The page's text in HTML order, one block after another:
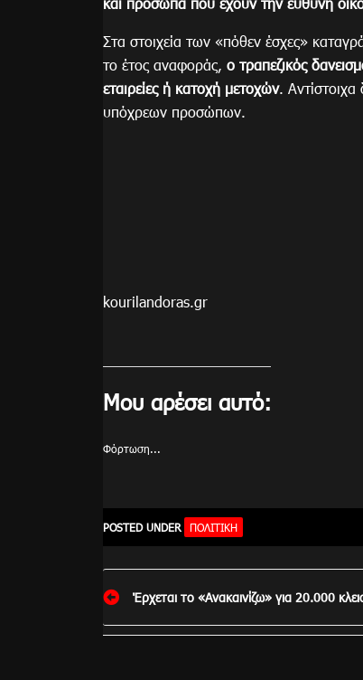
Στα στοιχεία των «πόθεν έσχες»
το έτος αναφοράς, ο τραπεζικός
εταιρείες ή κατοχή μετοχών.
υπόχρεων προσώπων.
kourilandoras.gr
Μου αρέσει αυτό:
Φόρτωση...
POSTED UNDER ΠΟΛΙΤΙΚΉ
Πλοήγηση
Έρχεται το «Ανακαινίζω» για 20.000